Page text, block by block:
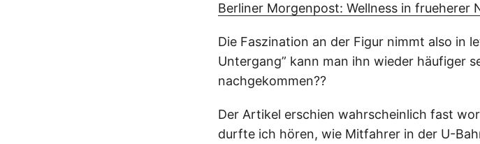
Berliner Morgenpost: Wellness in frueherer
Die Faszination an der Figur nimmt also in
Untergang” kann man ihn wieder häufiger
nachgekommen??
Der Artikel erschien wahrscheinlich fast
durfte ich hören, wie Mitfahrer in der U-